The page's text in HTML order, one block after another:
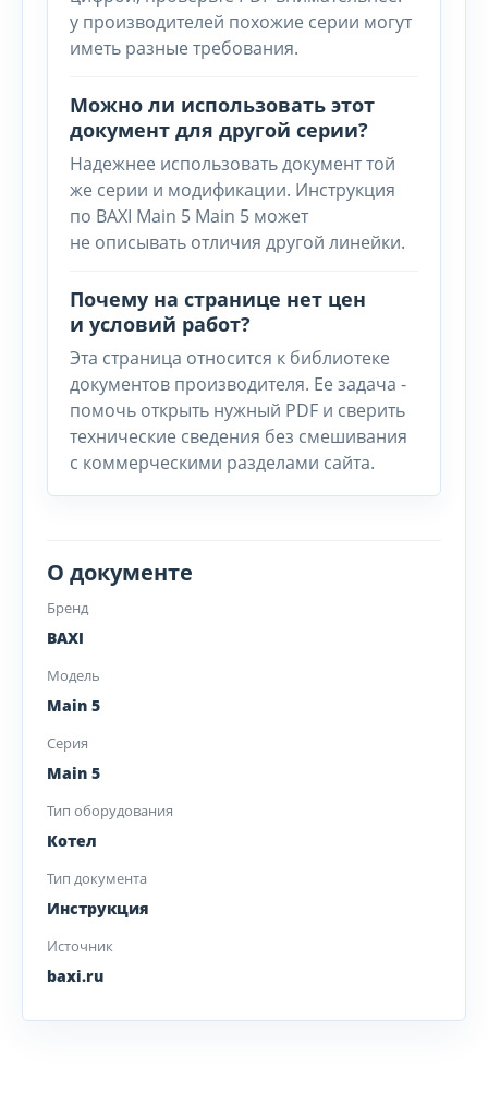
у производителей похожие серии могут
иметь разные требования.
Можно ли использовать этот
документ для другой серии?
Надежнее использовать документ той
же серии и модификации. Инструкция
по BAXI Main 5 Main 5 может
не описывать отличия другой линейки.
Почему на странице нет цен
и условий работ?
Эта страница относится к библиотеке
документов производителя. Ее задача -
помочь открыть нужный PDF и сверить
технические сведения без смешивания
с коммерческими разделами сайта.
О документе
Бренд
BAXI
Модель
Main 5
Серия
Main 5
Тип оборудования
Котел
Тип документа
Инструкция
Источник
baxi.ru